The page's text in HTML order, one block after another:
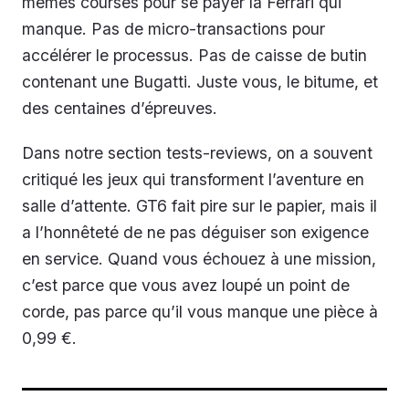
manque. Pas de micro-transactions pour
accélérer le processus. Pas de caisse de butin
contenant une Bugatti. Juste vous, le bitume, et
des centaines d’épreuves.
Dans notre section tests-reviews, on a souvent
critiqué les jeux qui transforment l’aventure en
salle d’attente. GT6 fait pire sur le papier, mais il
a l’honnêteté de ne pas déguiser son exigence
en service. Quand vous échouez à une mission,
c’est parce que vous avez loupé un point de
corde, pas parce qu’il vous manque une pièce à
0,99 €.